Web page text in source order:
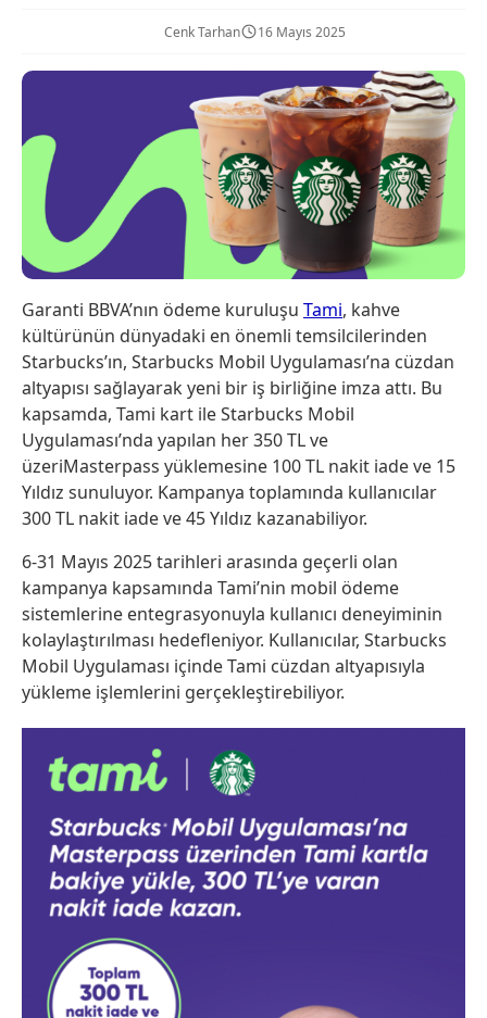
Cenk Tarhan 16 Mayıs 2025
Garanti BBVA’nın ödeme kuruluşu Tami, kahve
kültürünün dünyadaki en önemli temsilcilerinden
Starbucks’ın, Starbucks Mobil Uygulaması’na cüzdan
altyapısı sağlayarak yeni bir iş birliğine imza attı. Bu
kapsamda, Tami kart ile Starbucks Mobil
Uygulaması’nda yapılan her 350 TL ve
üzeriMasterpass yüklemesine 100 TL nakit iade ve 15
Yıldız sunuluyor. Kampanya toplamında kullanıcılar
300 TL nakit iade ve 45 Yıldız kazanabiliyor.
6-31 Mayıs 2025 tarihleri arasında geçerli olan
kampanya kapsamında Tami’nin mobil ödeme
sistemlerine entegrasyonuyla kullanıcı deneyiminin
kolaylaştırılması hedefleniyor. Kullanıcılar, Starbucks
Mobil Uygulaması içinde Tami cüzdan altyapısıyla
yükleme işlemlerini gerçekleştirebiliyor.